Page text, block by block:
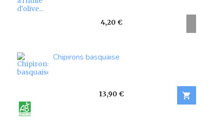
Prix
4,20 €
Chipirons basquaise
Prix
13,90 € 